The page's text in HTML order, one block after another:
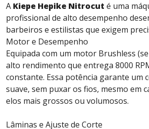
A Kiepe Hepike Nitrocut é uma
profissional de alto desempenho
barbeiros e estilistas que exigem
Motor e Desempenho
Equipada com um motor Brushless
alto rendimento que entrega 8000
constante. Essa potência garante um
suave, sem puxar os fios, mesmo em
elos mais grossos ou volumosos.
Lâminas e Ajuste de Corte